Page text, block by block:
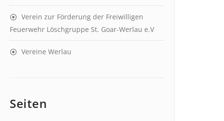
Verein zur Förderung der Freiwilligen
Feuerwehr Löschgruppe St. Goar-Werlau e.V
Vereine Werlau
Seiten